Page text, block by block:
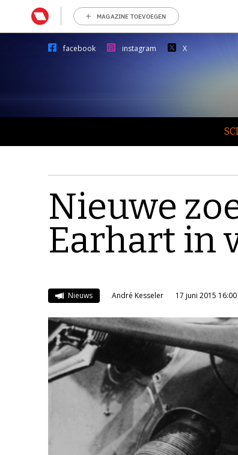
MAGAZINE TOEVOEGEN
facebook instagram X
Nieuwe
Earhart in
Nieuws André Kesseler 17 juni 2015 16:00